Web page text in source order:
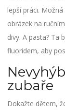
lepší práci.
obrázek na
divy. A pasta? Ta
fluoridem, aby
zubaře
Dokažte dětem,